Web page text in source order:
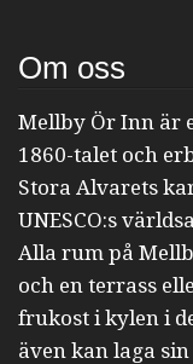
Om oss
Mellby Ör Inn är
1860-talet och
Stora Alvarets
UNESCO:s
Alla rum på
och en terrass
frukost i kylen i
även kan laga sin